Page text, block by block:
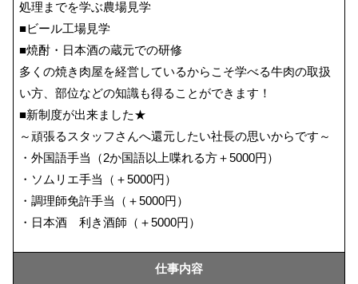
処理までを学ぶ農場見学
■ビール工場見学
■焼酎・日本酒の蔵元での研修
多くの焼き肉屋を経営しているからこそ学べる牛肉の取扱
い方、部位などの知識も得ることができます！
■新制度が出来ました★
～頑張るスタッフさんへ還元したい社長の思いからです～
・外国語手当（2か国語以上喋れる方＋5000円）
・ソムリエ手当（＋5000円）
・調理師免許手当（＋5000円）
・日本酒 利き酒師（＋5000円）
仕事内容